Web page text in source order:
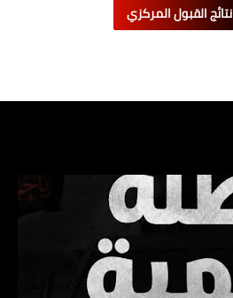
نتائج القبول المركزي